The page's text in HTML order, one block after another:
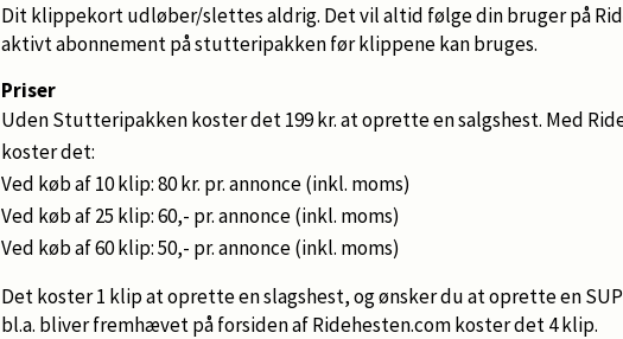
Dit klippekort udløber/slettes aldrig. Det vil altid følge din bruger på
aktivt abonnement på stutteripakken før klippene kan bruges.
Priser
Uden Stutteripakken koster det 199 kr. at oprette en salgshest. Med
koster det:
Ved køb af 10 klip: 80 kr. pr. annonce (inkl. moms)
Ved køb af 25 klip: 60,- pr. annonce (inkl. moms)
Ved køb af 60 klip: 50,- pr. annonce (inkl. moms)
Det koster 1 klip at oprette en slagshest, og ønsker du at oprette en
bl.a. bliver fremhævet på forsiden af Ridehesten.com koster det 4 klip.